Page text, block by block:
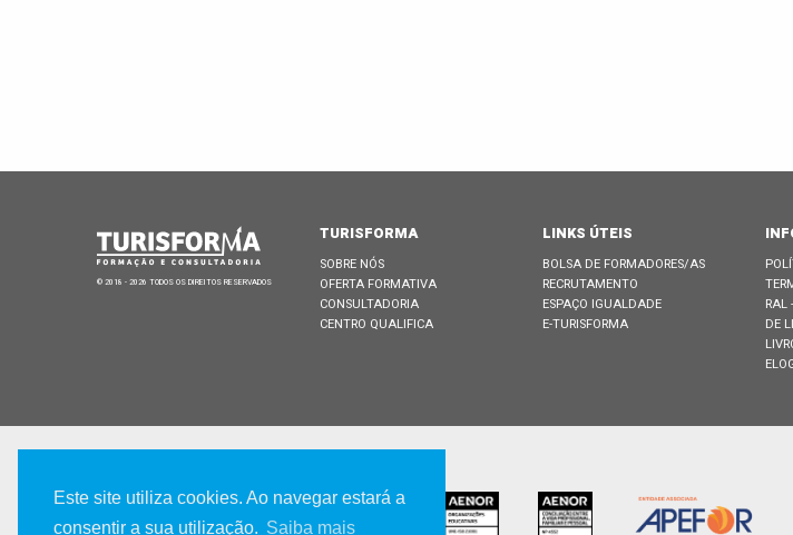
Este site utiliza cookies. Ao navegar estará a
consentir a sua utilização. Saiba mais
© 2018 - 2026 TODOS OS DIREITOS RESERVADOS
TURISFORMA
SOBRE NÓS
OFERTA FORMATIVA
CONSULTADORIA
CENTRO QUALIFICA
LINKS ÚTEIS
BOLSA DE FORMADORES/AS
RECRUTAMENTO
ESPAÇO IGUALDADE
E-TURISFORMA
RAL
DE